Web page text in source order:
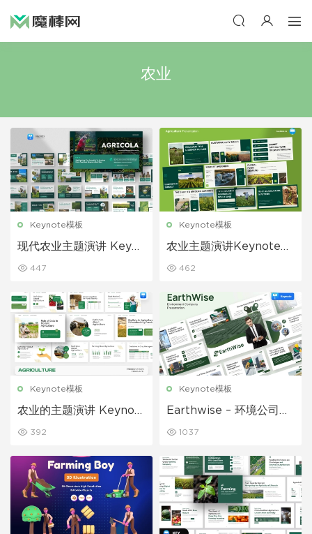
农业
Keynote模板
现代农业主题演讲 Keyno
447
Keynote模板
农业主题演讲Keynote模
462
Keynote模板
农业的主题演讲 Keynot
392
Keynote模板
Earthwise – 环境公司主
1037